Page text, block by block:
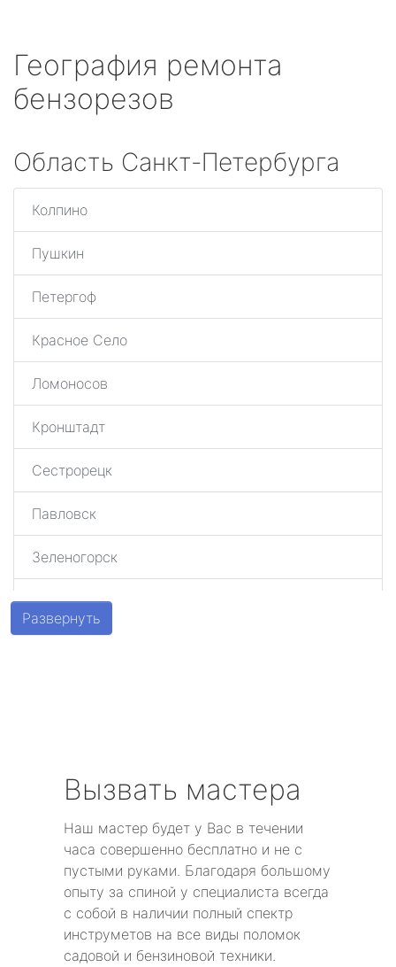
География ремонта
бензорезов
Область Санкт-Петербурга
Колпино
Пушкин
Петергоф
Красное Село
Ломоносов
Кронштадт
Сестрорецк
Павловск
Зеленогорск
Шушары
Песочный
Левашово
Лисий Нос
Развернуть
Вызвать мастера
Наш мастер будет у Вас в течении
часа совершенно бесплатно и не с
пустыми руками. Благодаря большому
опыту за спиной у специалиста всегда
с собой в наличии полный спектр
инструметов на все виды поломок
садовой и бензиновой техники.